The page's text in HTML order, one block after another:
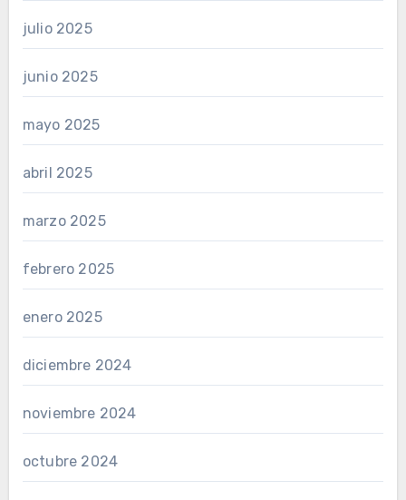
julio 2025
junio 2025
mayo 2025
abril 2025
marzo 2025
febrero 2025
enero 2025
diciembre 2024
noviembre 2024
octubre 2024